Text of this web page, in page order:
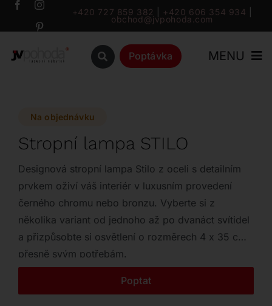
Přeskočit
+420 727 859 382 +420 606 354 934
obchod@jvpohoda.com
Poptávka MENU
Katalog
Značky
Outlet
Kontakt
Na objednávku
Stropní lampa STILO
Designová stropní lampa Stilo z oceli s detailním
prvkem oživí váš interiér v luxusním provedení
černého chromu nebo bronzu. Vyberte si z
několika variant od jednoho až po dvanáct svítidel
a přizpůsobte si osvětlení o rozměrech 4 x 35 cm
přesně svým potřebám.
Poptat